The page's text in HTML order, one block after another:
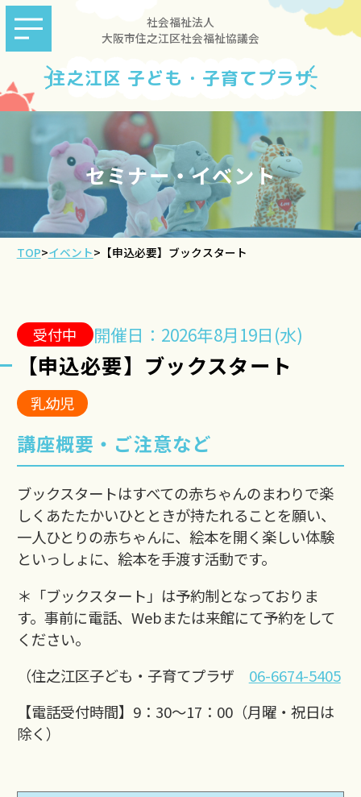
社会福祉法人
大阪市住之江区社会福祉協議会
住之江区 子ども・子育てプラザ
セミナー・イベント
TOP>イベント> 【申込必要】ブックスタート
受付中 開催日：2026年8月19日(水)
【申込必要】ブックスタート
乳幼児
講座概要・ご注意など
ブックスタートはすべての赤ちゃんのまわりで楽
しくあたたかいひとときが持たれることを願い、
一人ひとりの赤ちゃんに、絵本を開く楽しい体験
といっしょに、絵本を手渡す活動です。
＊「ブックスタート」は予約制となっておりま
す。事前に電話、Webまたは来館にて予約をして
ください。
（住之江区子ども・子育てプラザ 06-6674-5405
【電話受付時間】9：30～17：00（月曜・祝日は
除く）